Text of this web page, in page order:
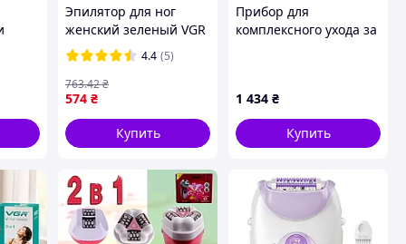
Эпилятор для ног
женский зеленый VGR
V-722 аккумуляторный
с насадками
депилятор для
удаления волос
электро
4.4 (5)
574 ₴
763.42₴
Купить
Прибор для
комплексного ухода за
1 434 ₴
Купить